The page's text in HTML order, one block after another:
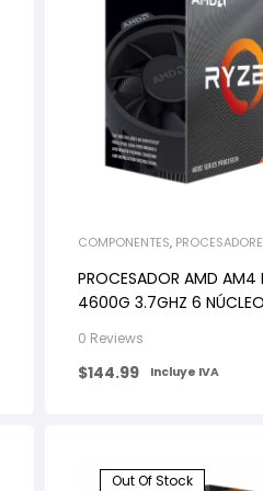
COMPONENTES,
PROCESADOR AMD AM4
4600G 3.7GHZ 6
0 Reviews
$144.99 Incluye IVA
Out Of Stock